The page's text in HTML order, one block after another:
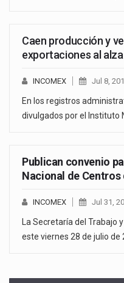
Caen producción y
exportaciones al alza
INCOMEX Jul 8,
En los registros
divulgados por el Instituto
Publican convenio
Nacional de
INCOMEX Jul 31,
La Secretaría del Trabajo
este viernes 28 de julio de